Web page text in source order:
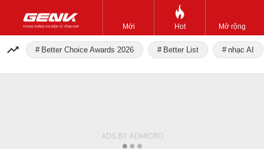
Mới Hot Mở rộng
Better Choice Awards 2026 Better List nhạc AI